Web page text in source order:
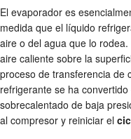
El evaporador es
medida que el líquido
aire o del agua que lo
aire caliente sobre la
proceso de transferencia de
refrigerante se ha
sobrecalentado de baja
al compresor y reiniciar el